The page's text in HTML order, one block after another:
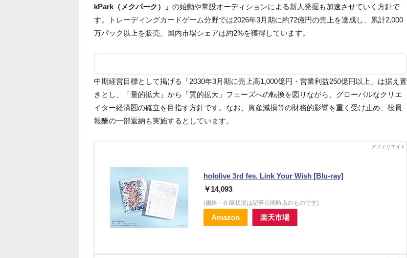
kPark（メクパーク）」 の始動や常設オーディションによる新人発掘も加速させていく方針で
す。トレーディングカードゲーム分野では2026年3月期に約72億円の売上を達成し、累計2,000
万パック以上を販売。国内市場シェアは約2%を獲得しています。
中期経営目標として掲げる「2030年3月期に売上高1,000億円・営業利益250億円以上」は据え置
きとし、「量的拡大」から「質的拡大」フェーズへの転換を図りながら、グローバルなクリエ
イター経済圏の確立を目指す方針です。なお、資産減損等の財務的影響を重く受け止め、役員
報酬の一部返納も実施するとしています。
hololive 3rd fes. Link Your Wish [Blu-ray]
￥14,093
(価格・在庫状況は記事公開時点のものです)
Amazon 楽天市場